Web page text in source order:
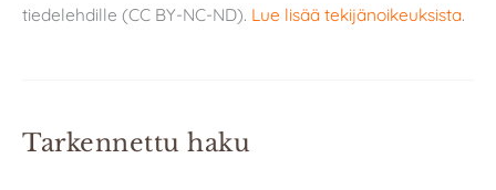
tiedelehdille (CC BY-NC-ND). Lue lisää tekijänoikeuksista.
Tarkennettu haku